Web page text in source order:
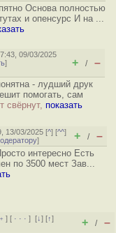
Основа полностью
и опенсурс И на ...
09/03/2025
]
+ / –
- лудший друк
помогать, сам
свёрнут, показать
13/03/2025 [^] [^^]
] + / –
интересно Есть
по 3500 мест Зав...
] [ · · ·][↓] [↑]
+ / –